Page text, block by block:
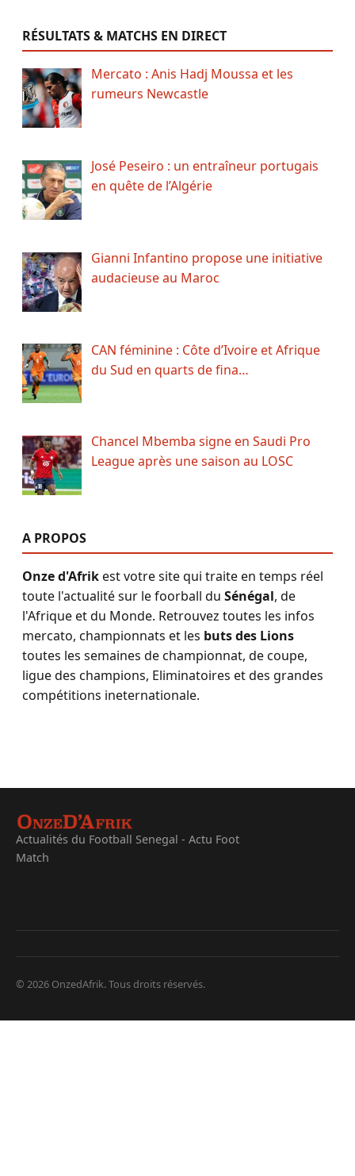
RÉSULTATS & MATCHS EN DIRECT
Mercato : Anis Hadj Moussa et les
rumeurs Newcastle
José Peseiro : un entraîneur portugais
en quête de l’Algérie
Gianni Infantino propose une initiative
audacieuse au Maroc
CAN féminine : Côte d’Ivoire et Afrique
du Sud en quarts de fina…
Chancel Mbemba signe en Saudi Pro
League après une saison au LOSC
A PROPOS
Onze d'Afrikest votre site qui traite en temps réel
toute l'actualité sur le foorball du Sénégal, de
l'Afrique et du Monde. Retrouvez toutes les infos
mercato, championnats et les buts des Lions
toutes les semaines de championnat, de coupe,
ligue des champions, Eliminatoires et des grandes
compétitions ineternationale.
Actualités du Football Senegal - Actu Foot
Match
© 2026 OnzedAfrik. Tous droits réservés.